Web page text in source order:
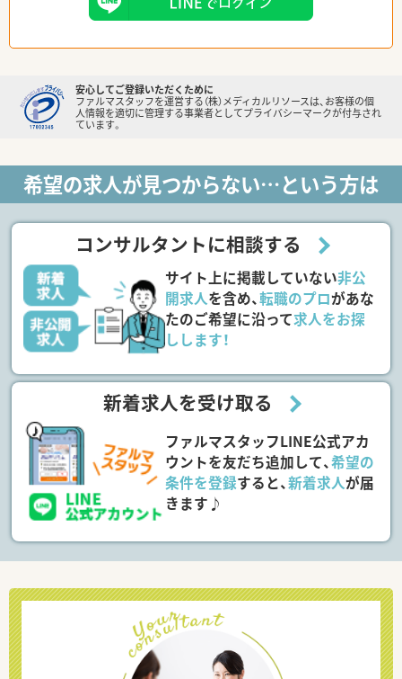
安心してご登録いただくために
ファルマスタッフを運営する（株）メディカルリソースは、お客様の個
人情報を適切に管理する事業者としてプライバシーマークが付与され
ています。
希望の求人が見つからない…という方は
コンサルタントに相談する
サイト上に掲載していない非公
開求人を含め、転職のプロがあな
たのご希望に沿って求人をお探
しします！
新着求人を受け取る
ファルマスタッフLINE公式アカ
ウントを友だち追加して、希望の
条件を登録すると、新着求人が届
きます♪